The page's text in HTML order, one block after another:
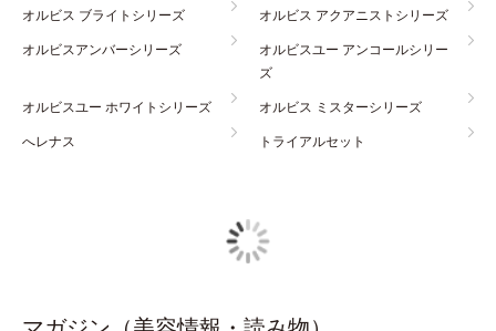
オルビス ブライトシリーズ
オルビス アクアニストシリーズ
オルビスアンバーシリーズ
オルビスユー アンコールシリー
ズ
オルビスユー ホワイトシリーズ
オルビス ミスターシリーズ
へレナス
トライアルセット